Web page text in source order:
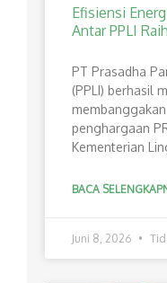
Efisiensi
Antar PPLI
PT Prasadha
(PPLI) berhasil
penghargaan
Kementerian
BACA
Juni 8, 2026